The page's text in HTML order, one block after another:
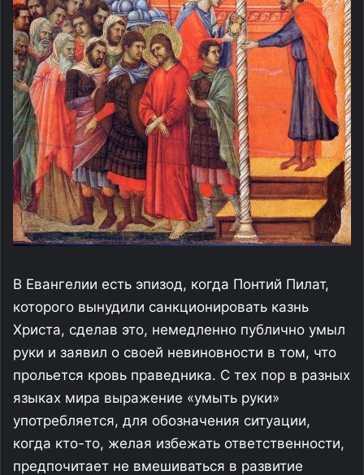
В Евангелии есть эпизод, когда Понтий Пилат,
которого вынудили санкционировать казнь
Христа, сделав это, немедленно публично умыл
руки и заявил о своей невиновности в том, что
прольется кровь праведника. С тех пор в разных
языках мира выражение «умыть руки»
употребляется, для обозначения ситуации,
когда кто-то, желая избежать ответственности,
предпочитает не вмешиваться в развитие